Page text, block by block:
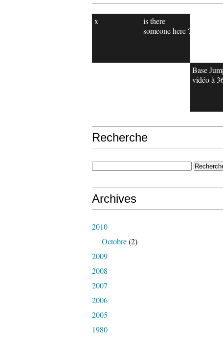
x
is there
someone here ?
Base
vidéo à
Recherche
Archives
2010
Octobre(2)
2009
2008
2007
2006
2005
1980